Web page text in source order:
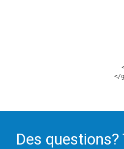
</
Des